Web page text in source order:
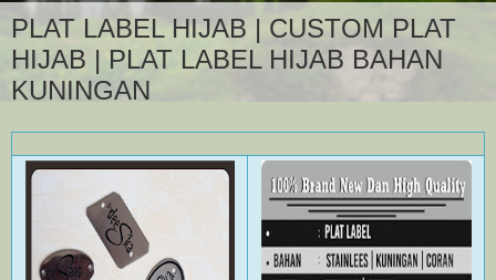
PLAT LABEL HIJAB | CUSTOM PLAT
HIJAB | PLAT LABEL HIJAB BAHAN
KUNINGAN